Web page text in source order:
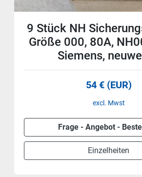
9 Stück NH
Größe 000, 80A,
Siemens,
54 € (EUR)
excl. Mwst
Frage - Angebot -
Einzelheiten